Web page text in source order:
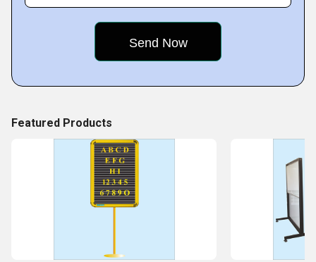
Featured Products